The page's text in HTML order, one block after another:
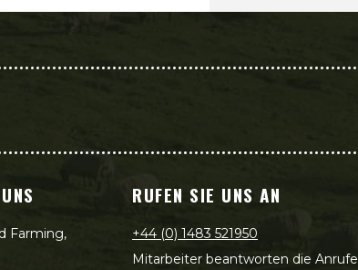
Farming,
RUFEN SIE UNS AN
+44 (0) 1483 521950
Mitarbeiter beantworten die Anrufe